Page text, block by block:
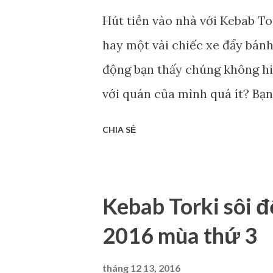
xe đẩy, một vài cửa hàng
như vậy. Trong thực tế vẫn
Và những sai lầm thường
có một thương hiệu bánh
Hút tiền vào nhà với Kebab
hay một vài chiếc xe đẩy
động bạn thấy chúng không
với quán của mình quá ít?
lớn? · Bạn nhận được phản
được chuẩn, chưa được tươi
bánh mì khác? · Có ít
CHIA SẺ
Kebab Torki sôi
2016 mùa thứ 3
tháng 12 13, 2016